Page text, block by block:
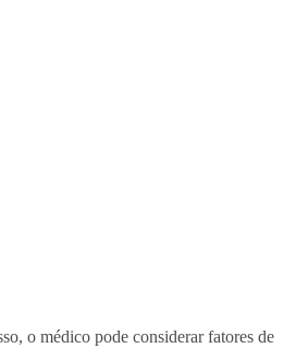
o médico pode considerar fatores de